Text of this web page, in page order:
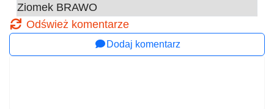
Ziomek BRAWO
Odśwież komentarze
Dodaj komentarz